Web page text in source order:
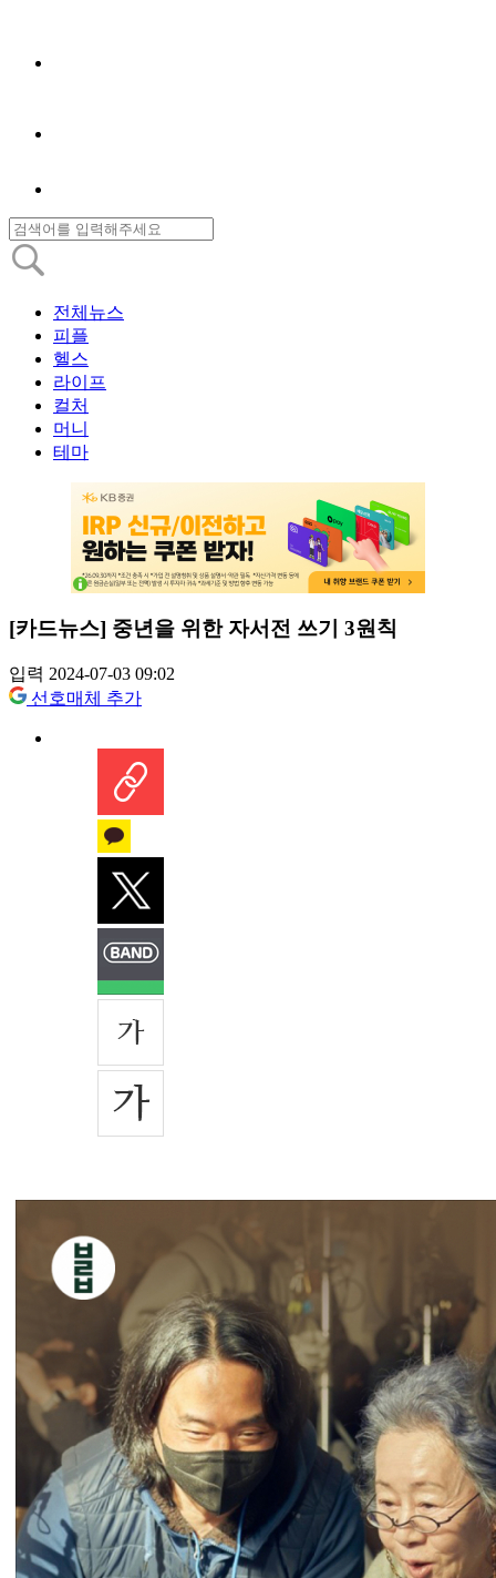
전체뉴스
피플
헬스
라이프
컬처
머니
테마
[카드뉴스] 중년을 위한 자서전 쓰기 3원칙
입력 2024-07-03 09:02
선호매체 추가